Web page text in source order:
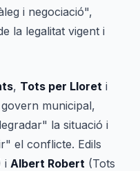
i negociació",
la legalitat vigent i
, Tots per Lloret i
municipal,
la situació i
el conflicte. Edils
i Albert Robert (Tots